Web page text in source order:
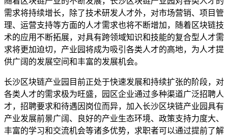
需求将持续增长，除了技术研发人才外，对市场营销、项目管
理、运营支持等方面的人才需求也将不断增加，随着区块链技
术的应用不断拓展，对具有跨领域知识和技能的复合型人才需
求将更加迫切，产业园将成为吸引各类人才的高地，为人才提
供广阔的发展空间和丰富的发展机会。
长沙区块链产业园目前正处于快速发展和持续扩张的阶段，对
各类人才的需求极为旺盛，园区企业通过多种渠道广泛招聘人
才，招聘要求和待遇因岗位而异，加入长沙区块链产业园具有
产业发展前景广阔、良好的产业生态环境、政策支持力度大、
丰富的学习和交流机会等诸多优势，求职者可以通过提前了解